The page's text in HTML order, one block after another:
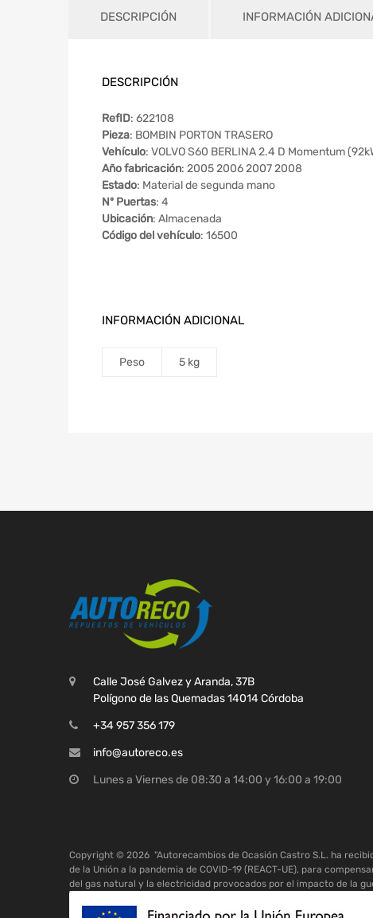
DESCRIPCIÓN INFORMACIÓN
DESCRIPCIÓN
RefID: 622108
Pieza: BOMBIN PORTON TRASERO
Vehículo: VOLVO S60 BERLINA 2.4 D Momentum
Año fabricación: 2005 2006 2007 2008
Estado: Material de segunda mano
Nº Puertas: 4
Ubicación: Almacenada
Código del vehículo: 16500
INFORMACIÓN ADICIONAL
Peso 5 kg
Calle José Galvez y Aranda, 37B
Polígono de las Quemadas 14014 Córdoba
+34 957 356 179
info@autoreco.es
Lunes a Viernes de 08:30 a 14:00 y 16:00 a 19:00
Copyright © 2026 "Autorecambios de Ocasión Castro S.L. ha
de la Unión a la pandemia de COVID-19 (REACT-UE), para
del gas natural y la electricidad provocados por el impacto de la